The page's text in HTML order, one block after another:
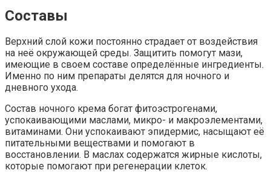
Составы
Верхний слой кожи постоянно страдает от воздействия
на неё окружающей среды. Защитить помогут мази,
имеющие в своем составе определённые ингредиенты.
Именно по ним препараты делятся для ночного и
дневного ухода.
Состав ночного крема богат фитоэстрогенами,
успокаивающими маслами, микро- и макроэлементами,
витаминами. Они успокаивают эпидермис, насыщают её
питательными веществами и помогают в
восстановлении. В маслах содержатся жирные кислоты,
которые помогают при регенерации клеток.